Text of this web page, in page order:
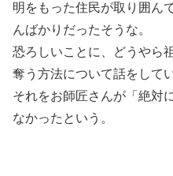
明をもった住民が取り囲ん
んばかりだったそうな。
恐ろしいことに、どうやら
奪う方法について話をして
それをお師匠さんが「絶対
なかったという。